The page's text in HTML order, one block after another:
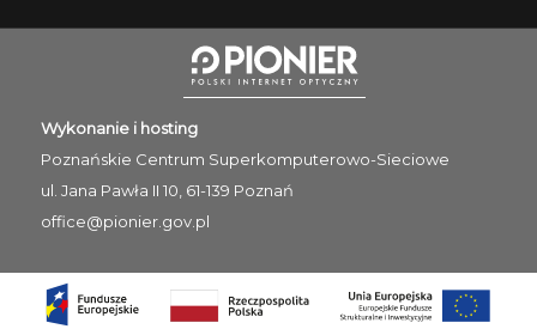
Wykonanie i hosting
Poznańskie Centrum Superkomputerowo-Sieciowe
ul. Jana Pawła II 10, 61-139 Poznań
office@pionier.gov.pl